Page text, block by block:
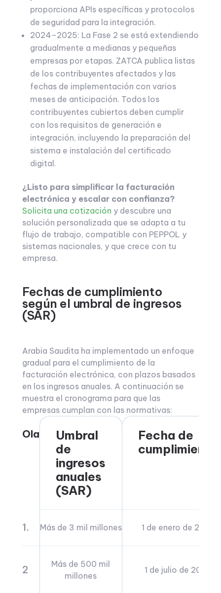
proporciona APIs específicas y protocolos
de seguridad para la integración.
2024–2025: La Fase 2 se está extendiendo
gradualmente a medianas y pequeñas
empresas por etapas. ZATCA publica listas
de los contribuyentes afectados y las
fechas de implementación con varios
meses de anticipación. Todos los
contribuyentes cubiertos deben cumplir
con los requisitos de generación e
integración, incluyendo la preparación del
sistema e instalación del certificado
digital.
¿Listo para simplificar la facturación
electrónica y escalar con confianza?
Solicita una cotización y descubre una
solución personalizada que se adapta a tu
flujo de trabajo, compatible con PEPPOL y
sistemas nacionales, y que crece con tu
empresa.
Fechas de cumplimiento
según el umbral de ingresos
(SAR)
Arabia Saudita ha implementado un enfoque
gradual para el cumplimiento de la
facturación electrónica, con plazos basados
en los ingresos anuales. A continuación se
muestra el cronograma para que las
empresas cumplan con las normativas:
Ola
Umbral
de
ingresos
anuales
(SAR)
Fecha de
cumplimiento
1. Más de 3 mil millones 1 de enero de 2023
2
Más de 500 mil
millones
1 de julio de 2023